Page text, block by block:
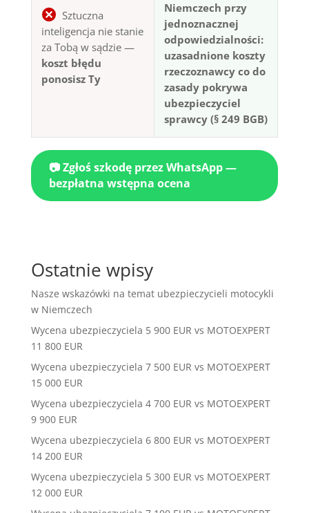
Sztuczna
inteligencja nie stanie
za Tobą w sądzie —
koszt błędu
ponosisz Ty
Niemczech przy
jednoznacznej
odpowiedzialności:
uzasadnione koszty
rzeczoznawcy co do
zasady pokrywa
ubezpieczyciel
sprawcy (§ 249 BGB)
📷 Zgłoś szkodę przez WhatsApp —
bezpłatna wstępna ocena
Ostatnie wpisy
Nasze wskazówki na temat ubezpieczycieli motocykli
w Niemczech
Wycena ubezpieczyciela 5 900 EUR vs MOTOEXPERT
11 800 EUR
Wycena ubezpieczyciela 7 500 EUR vs MOTOEXPERT
15 000 EUR
Wycena ubezpieczyciela 4 700 EUR vs MOTOEXPERT
9 900 EUR
Wycena ubezpieczyciela 6 800 EUR vs MOTOEXPERT
14 200 EUR
Wycena ubezpieczyciela 5 300 EUR vs MOTOEXPERT
12 000 EUR